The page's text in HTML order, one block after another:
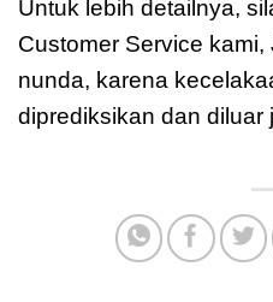
Untuk lebih detailnya,
Customer Service
nunda, karena
diprediksikan dan diluar